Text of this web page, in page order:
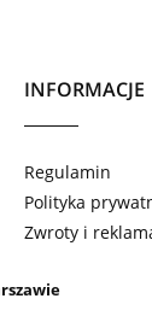
INFORMACJE
Regulamin
Polityka
Zwroty i